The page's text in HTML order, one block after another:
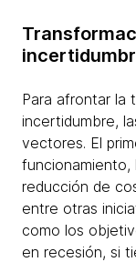
Para afrontar la
incertidumbre,
vectores. El
funcionamiento,
reducción de
entre otras
como los
en recesión, si